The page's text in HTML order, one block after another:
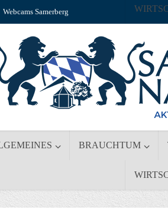
Webcams Samerberg
BRAUCHTUM